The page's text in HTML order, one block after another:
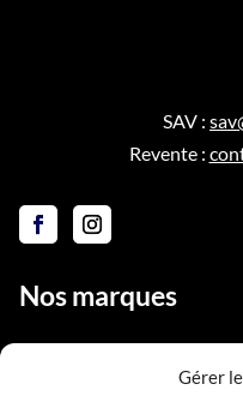
Gérer
SAV :
Revente :
Nos marques